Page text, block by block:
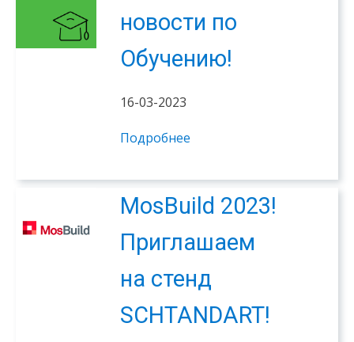
новости по
Обучению!
16-03-2023
Подробнее
MosBuild 2023!
Приглашаем
на стенд
SCHTANDART!